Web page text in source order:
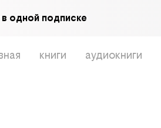
одной подписке
книги аудиокниги